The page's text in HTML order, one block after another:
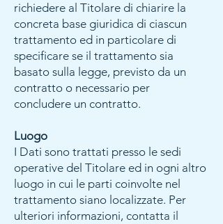
richiedere al Titolare di chiarire la
concreta base giuridica di ciascun
trattamento ed in particolare di
specificare se il trattamento sia
basato sulla legge, previsto da un
contratto o necessario per
concludere un contratto.
Luogo
I Dati sono trattati presso le sedi
operative del Titolare ed in ogni altro
luogo in cui le parti coinvolte nel
trattamento siano localizzate. Per
ulteriori informazioni, contatta il